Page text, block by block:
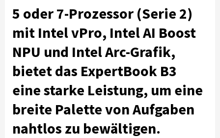
5 oder 7-Prozessor (Serie 2)
mit Intel vPro, Intel AI Boost
NPU und Intel Arc-Grafik,
bietet das ExpertBook B3
eine starke Leistung, um eine
breite Palette von Aufgaben
nahtlos zu bewältigen.